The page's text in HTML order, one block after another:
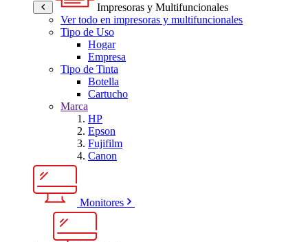
Impresoras y Multifuncionales
Ver todo en impresoras y multifuncionales
Tipo de Uso
Hogar
Empresa
Tipo de Tinta
Botella
Cartucho
Marca
HP
Epson
Fujifilm
Canon
Monitores